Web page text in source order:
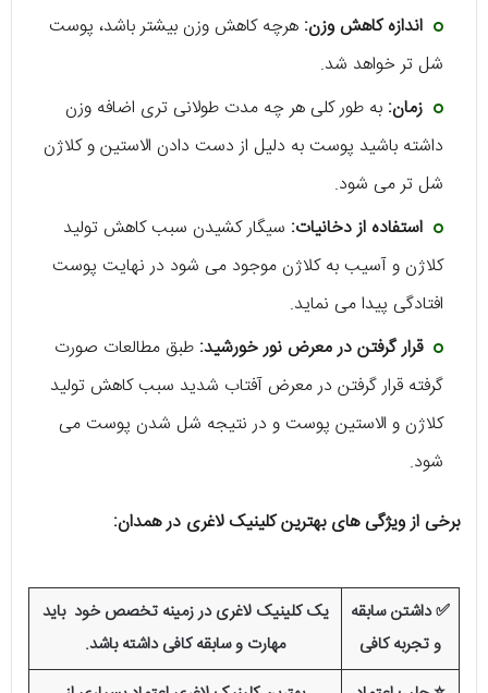
اندازه کاهش وزن: هرچه کاهش وزن بیشتر باشد، پوست
شل تر خواهد شد.
زمان: به‌ طور کلی هر چه مدت طولانی‌ تری اضافه وزن
داشته باشید پوست به‌ دلیل از دست‌ دادن الاستین و کلاژن
شل‌ تر می‌ شود.
استفاده از دخانیات: سیگار کشیدن سبب کاهش تولید
کلاژن و آسیب به کلاژن موجود می‌ شود در نهایت پوست
افتادگی پیدا می‌ نماید.
قرار گرفتن در معرض نور خورشید: طبق مطالعات صورت
گرفته قرار گرفتن در معرض آفتاب شدید سبب کاهش تولید
کلاژن و الاستین پوست و در نتیجه شل‌ شدن پوست می‌
شود.
برخی از ویژگی های بهترین کلینیک لاغری در همدان:
✅ داشتن سابقه
و تجربه کافی
یک کلینیک لاغری در زمینه تخصص خود باید
مهارت و سابقه کافی داشته باشد.